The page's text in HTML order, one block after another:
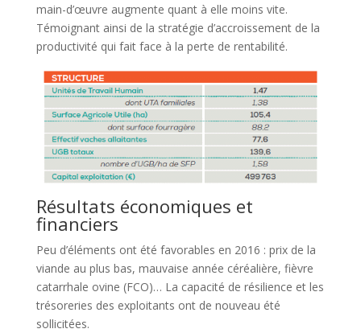
main-d’œuvre augmente quant à elle moins vite.
Témoignant ainsi de la stratégie d’accroissement de la
productivité qui fait face à la perte de rentabilité.
Résultats économiques et
financiers
Peu d’éléments ont été favorables en 2016 : prix de la
viande au plus bas, mauvaise année céréalière, fièvre
catarrhale ovine (FCO)… La capacité de résilience et les
trésoreries des exploitants ont de nouveau été
sollicitées.